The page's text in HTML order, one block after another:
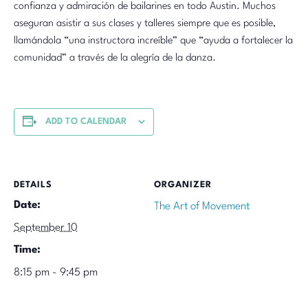
confianza y admiración de bailarines en todo Austin. Muchos
aseguran asistir a sus clases y talleres siempre que es posible,
llamándola “una instructora increíble” que “ayuda a fortalecer la
comunidad” a través de la alegría de la danza.
ADD TO CALENDAR
DETAILS
Date:
September 10
Time:
8:15 pm - 9:45 pm
ORGANIZER
The Art of Movement